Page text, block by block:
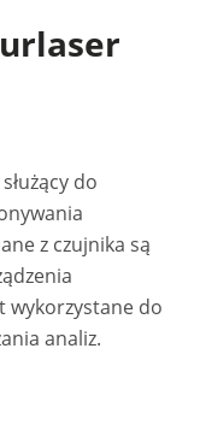
do
z czujnika są
wykorzystane do
analiz.